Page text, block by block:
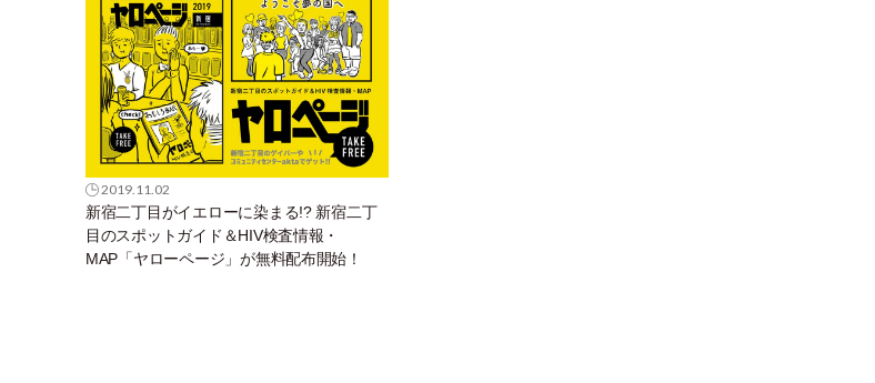
2019.11.02
新宿二丁目がイエローに染まる!? 新宿二丁
目のスポットガイド＆HIV検査情報・
MAP「ヤローページ」が無料配布開始！